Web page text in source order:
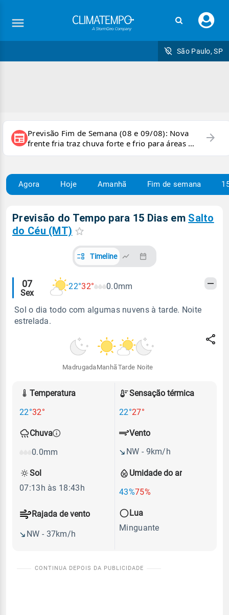
seu
São Paulo, SP
newspaper Previsão Fim de Semana (08 e 09/08): Nova
frente fria traz chuva forte e frio para áreas do
país
arrow_forward
Agora Hoje Amanhã Fim de semana
Previsão do Tempo para 15 Dias em Salto
do Céu (MT)
Timeline
Alertas
meteorológicos
07
Sex
22°32° 0.0mm
Sol o dia todo com algumas nuvens à tarde. Noite
estrelada.
Madrugada Manhã Tarde Noite
Temperatura
22°32°
Sensação térmica
22°27°
Chuva
0.0mm
Umidade do ar
43%75%
Vento
NW - 9km/h
Rajada de vento
NW - 37km/h
Sol
07:13h às 18:43h
Lua
Minguante